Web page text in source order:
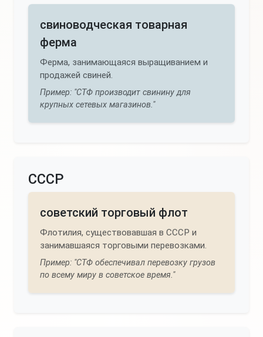
свиноводческая товарная
ферма
Ферма, занимающаяся выращиванием и
продажей свиней.
Пример: "СТФ производит свинину для
крупных сетевых магазинов."
СССР
советский торговый флот
Флотилия, существовавшая в СССР и
занимавшаяся торговыми перевозками.
Пример: "СТФ обеспечивал перевозку грузов
по всему миру в советское время."